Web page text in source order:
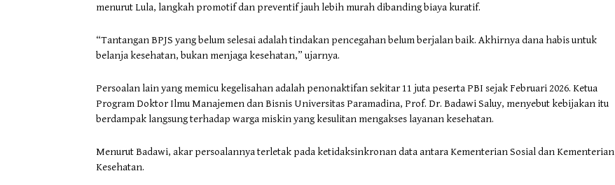
menurut Lula, langkah promotif dan preventif jauh lebih murah dibanding biaya kuratif.
“Tantangan BPJS yang belum selesai adalah tindakan pencegahan belum berjalan baik. Akhirnya dana habis untuk
belanja kesehatan, bukan menjaga kesehatan,” ujarnya.
Persoalan lain yang memicu kegelisahan adalah penonaktifan sekitar 11 juta peserta PBI sejak Februari 2026. Ketua
Program Doktor Ilmu Manajemen dan Bisnis Universitas Paramadina, Prof. Dr. Badawi Saluy, menyebut kebijakan itu
berdampak langsung terhadap warga miskin yang kesulitan mengakses layanan kesehatan.
Menurut Badawi, akar persoalannya terletak pada ketidaksinkronan data antara Kementerian Sosial dan Kementerian
Kesehatan.